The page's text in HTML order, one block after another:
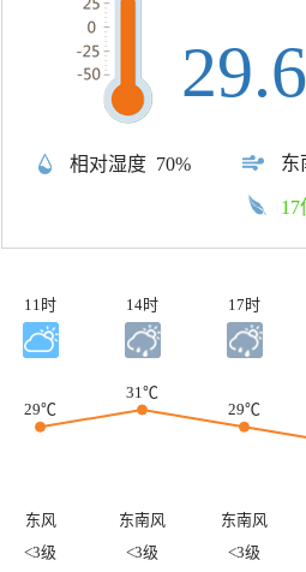
相对湿度 70% 东
29.6
17
11时 14时 17时
29℃
31℃
29℃
东风 东南风 东南风
<3级
<3级 <3级